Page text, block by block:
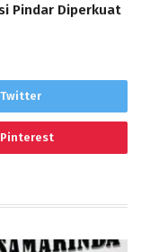
Pindar Diperkuat
Twitter
Pinterest